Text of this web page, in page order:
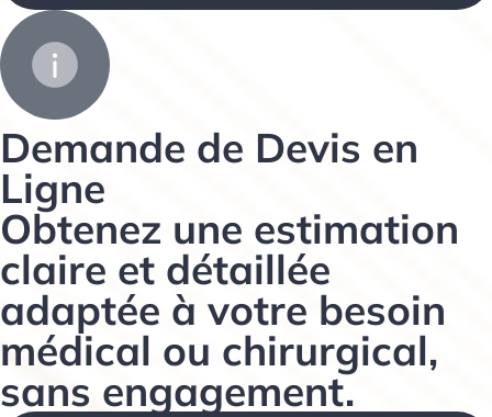
Demande de Devis en
Ligne​
Obtenez une estimation
claire et détaillée
adaptée à votre besoin
médical ou chirurgical,
sans engagement.​